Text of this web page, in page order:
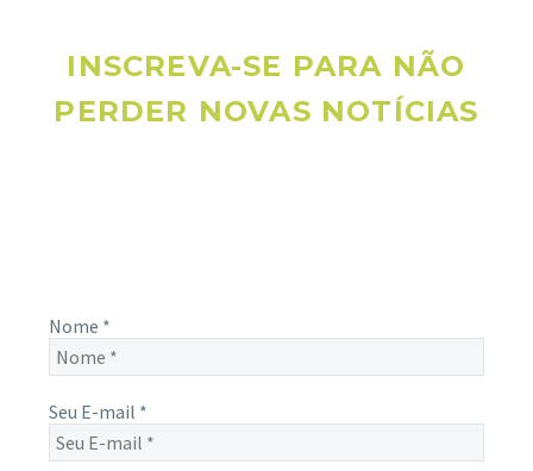
INSCREVA-SE PARA NÃO
PERDER NOVAS NOTÍCIAS
Nome *
Seu E-mail *